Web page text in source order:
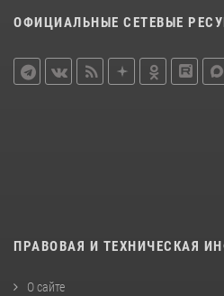
ОФИЦИАЛЬНЫЕ СЕТЕВЫЕ
ПРАВОВАЯ И ТЕХНИЧЕСКАЯ
О сайте